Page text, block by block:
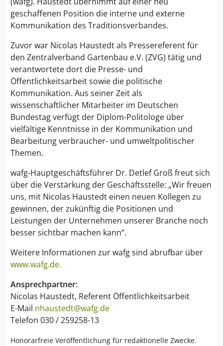
geschaffenen Position die interne und externe
Kommunikation des Traditionsverbandes.
Zuvor war Nicolas Haustedt als Pressereferent für
den Zentralverband Gartenbau e.V. (ZVG) tätig und
verantwortete dort die Presse- und
Öffentlichkeitsarbeit sowie die politische
Kommunikation. Aus seiner Zeit als
wissenschaftlicher Mitarbeiter im Deutschen
Bundestag verfügt der Diplom-Politologe über
vielfältige Kenntnisse in der Kommunikation und
Bearbeitung verbraucher- und umweltpolitischer
Themen.
wafg-Hauptgeschäftsführer Dr. Detlef Groß freut sich
über die Verstärkung der Geschäftsstelle: „Wir freuen
uns, mit Nicolas Haustedt einen neuen Kollegen zu
gewinnen, der zukünftig die Positionen und
Leistungen der Unternehmen unserer Branche noch
besser sichtbar machen kann“.
Weitere Informationen zur wafg sind abrufbar über
www.wafg.de.
Ansprechpartner:
Nicolas Haustedt, Referent Öffentlichkeitsarbeit
E-Mail nhaustedt@wafg.de
Telefon 030 / 259258-13
Honorarfreie Veröffentlichung für redaktionelle Zwecke.